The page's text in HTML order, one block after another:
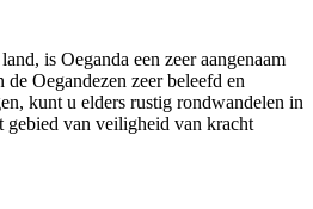
is Oeganda een zeer aangenaam
Oegandezen zeer beleefd en
kunt u elders rustig rondwandelen in
gebied van veiligheid van kracht